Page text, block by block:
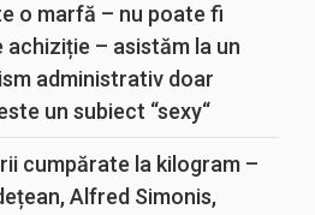
o marfă – nu poate fi
achiziție – asistăm la un
administrativ doar
un subiect “sexy“
cumpărate la kilogram –
Alfred Simonis,